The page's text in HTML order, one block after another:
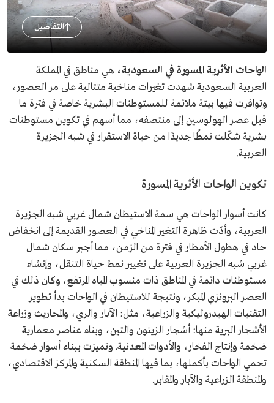
التفاصيل
الواحات الأثرية المسورة في السعودية، هي مناطق في المملكة
العربية السعودية شهدت تغيرات مناخية متتالية على مر العصور،
وتوافرت فيها بيئة ملائمة للمستوطنات البشرية خاصة في فترة ما
قبل عصر الهولوسين إلى منتصفه، مما أسهم في تكوين مستوطنات
بشرية شكّلت نمطًا جديدًا من حياة الاستقرار في شبه الجزيرة
العربية.
تكوين الواحات الأثرية المسورة
كانت أسوار الواحات هي سمة الاستيطان شمال غربي شبه الجزيرة
العربية، وأدّت ظاهرة التغير المناخي في العصور القديمة إلى انخفاض
حاد في هطول الأمطار في فترة من الزمن، مما أجبر سكان شمال
غربي شبه الجزيرة العربية على تغيير نمط حياة التنقل، وإنشاء
مستوطنات دائمة في المناطق ذات منسوب المياه المرتفع، وكان ذلك في
العصر البرونزي المبكر، ونتيجة للاستيطان في الواحات بدأ تطوير
التقنيات الهيدروليكية والزراعية، مثل: الآبار والري، والمحاريث وزراعة
الأشجار البرية منها: أشجار الزيتون والتين، وبناء عناصر معمارية
ضخمة وإنتاج الفخار، والأدوات المعدنية. وتميزت ببناء أسوار ضخمة
تحمي الواحات بأكملها، بما فيها المنطقة السكنية والمركز الاقتصادي،
والمنطقة الزراعية والآبار والمقابر.